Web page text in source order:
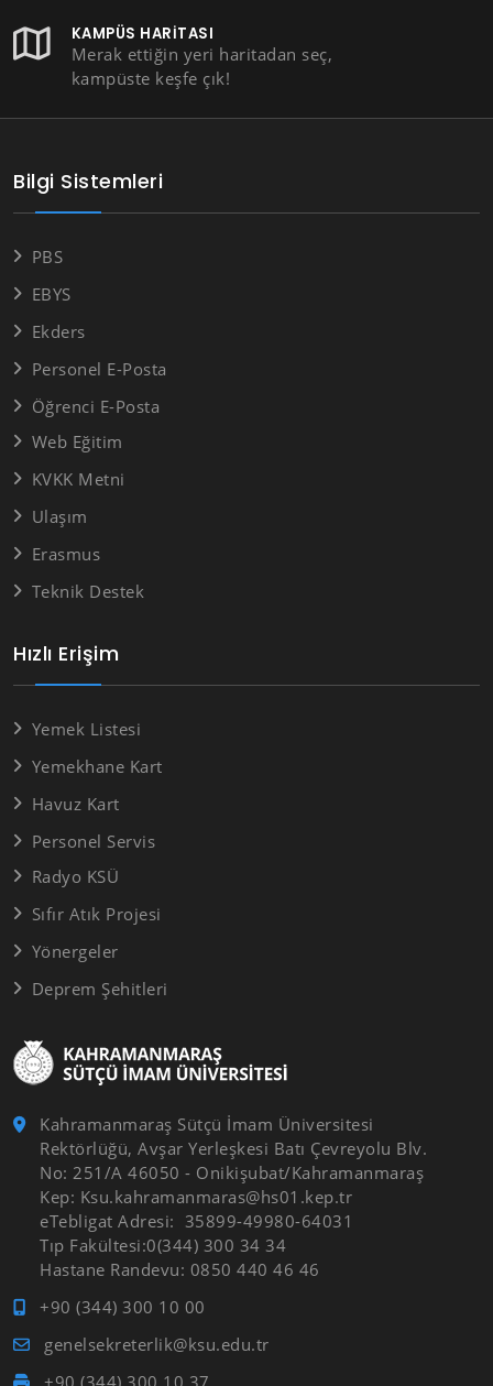
KAMPÜS HARITASI
Merak ettiğin yeri haritadan seç,
kampüste keşfe çık!
Kahramanmaraş Sütçü İmam Üniversitesi
Rektörlüğü, Avşar Yerleşkesi Batı Çevreyolu Blv.
No: 251/A 46050 - Onikişubat/Kahramanmaraş
Kep: Ksu.kahramanmaras@hs01.kep.tr
eTebligat Adresi: 35899-49980-64031
Tıp Fakültesi:0(344) 300 34 34
Hastane Randevu: 0850 440 46 46
+90 (344) 300 10 00
genelsekreterlik@ksu.edu.tr
Hızlı Erişim
Yemek Listesi
Yemekhane Kart
Havuz Kart
Personel Servis
Radyo KSÜ
Sıfır Atık Projesi
Yönergeler
Deprem Şehitleri
Bilgi Sistemleri
PBS
EBYS
Ekders
Personel E-Posta
Öğrenci E-Posta
Web Eğitim
KVKK Metni
Ulaşım
Erasmus
Teknik Destek